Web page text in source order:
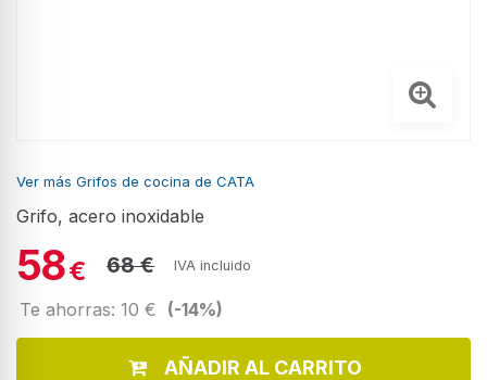
Ver más Grifos de cocina de CATA
Grifo, acero inoxidable
58€ 68 € IVA incluido
Te ahorras: 10 € (-14%)
AÑADIR AL CARRITO